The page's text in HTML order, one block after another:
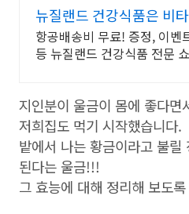
뉴질랜드 건강식품은 비
액대별 사은품 추가 증정!
항공배송비 무료! 증정, 이벤
등 뉴질랜드 건강식품 전문
만나보세요.
지인분이 울금이 몸에 좋다면
저희집도 먹기 시작했습니다.
밭에서 나는 황금이라고 불릴
된다는 울금!!!
그 효능에 대해 정리해 보도